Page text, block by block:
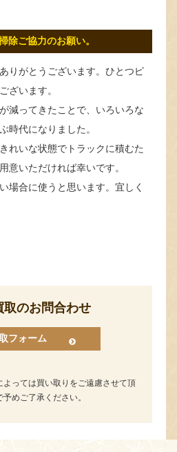
除ご協力のお願い。
りがとうございます。ひとつピ
ざいます。
減ってきたことで、いろいろな
時代になりました。
れいな状態でトラックに積むた
意いただければ幸いです。
場合に使うと思います。宜しく
取のお問合わせ
フォーム
よっては買い取りをご遠慮させて頂
めご了承ください。